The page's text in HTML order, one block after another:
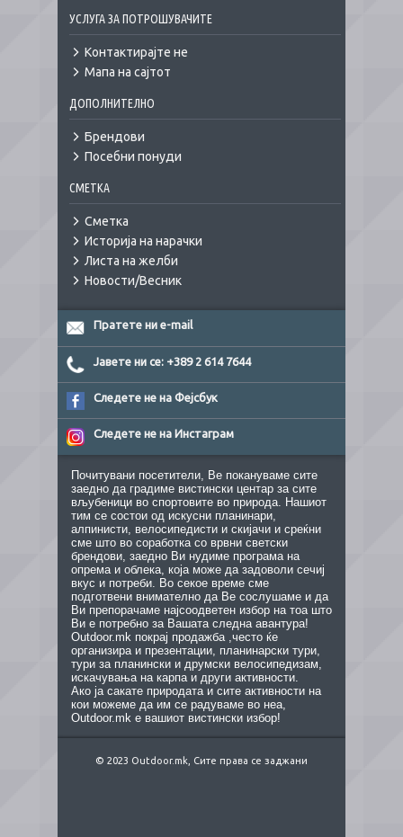
УСЛУГА ЗА ПОТРОШУВАЧИТЕ
Контактирајте не
Мапа на сајтот
ДОПОЛНИТЕЛНО
Брендови
Посебни понуди
СМЕТКА
Сметка
Историја на нарачки
Листа на желби
Новости/Весник
Пратете ни e-mail
Јавете ни се: +389 2 614 7644
Следете не на Фејсбук
Следете не на Инстаграм
Почитувани посетители, Ве покануваме сите
заедно да градиме вистински центар за сите
вљубеници во спортовите во природа. Нашиот
тим се состои од искусни планинари,
алпинисти, велосипедисти и скијачи и среќни
сме што во соработка со врвни светски
брендови, заедно Ви нудиме програма на
опрема и облека, која може да задоволи сечиј
вкус и потреби. Во секое време сме
подготвени внимателно да Ве сослушаме и да
Ви препорачаме најсоодветен избор на тоа што
Ви е потребно за Вашата следна авантура!
Outdoor.mk покрај продажба ,често ќе
организира и презентации, планинарски тури,
тури за планински и друмски велосипедизам,
искачувања на карпа и други активности.
Ако ја сакате природата и сите активности на
кои можеме да им се радуваме во неа,
Outdoor.mk е вашиот вистински избор!
© 2023 Outdoor.mk, Сите права се заджани